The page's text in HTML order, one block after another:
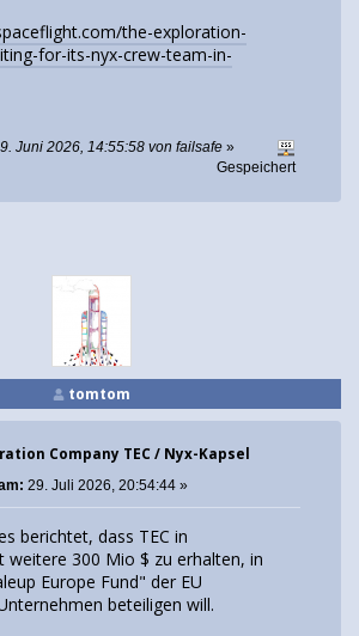
the-exploration-
for-its-nyx-crew-team-in-
Juni 2026, 14:55:58 von failsafe »
Gespeichert
tomtom
Company TEC / Nyx-Kapsel
29. Juli 2026, 20:54:44 »
berichtet, dass TEC in
weitere 300 Mio $ zu erhalten, in
Europe Fund" der EU
beteiligen will.